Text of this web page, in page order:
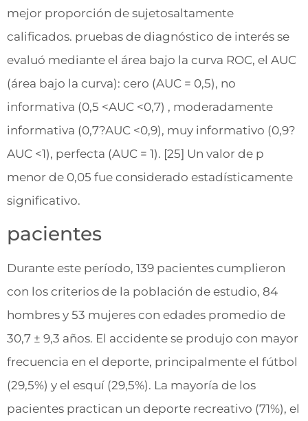
mejor proporción de sujetosaltamente
calificados. pruebas de diagnóstico de interés se
evaluó mediante el área bajo la curva ROC, el AUC
(área bajo la curva): cero (AUC = 0,5), no
informativa (0,5 <AUC <0,7) , moderadamente
informativa (0,7?AUC <0,9), muy informativo (0,9?
AUC <1), perfecta (AUC = 1). [25] Un valor de p
menor de 0,05 fue considerado estadísticamente
significativo.
pacientes
Durante este período, 139 pacientes cumplieron
con los criterios de la población de estudio, 84
hombres y 53 mujeres con edades promedio de
30,7 ± 9,3 años. El accidente se produjo con mayor
frecuencia en el deporte, principalmente el fútbol
(29,5%) y el esquí (29,5%). La mayoría de los
pacientes practican un deporte recreativo (71%), el